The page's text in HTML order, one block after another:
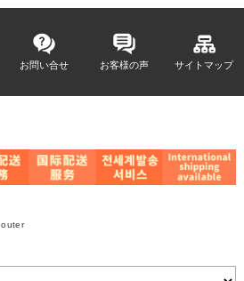
お問い合せ お客様の声 サイトマップ
outer